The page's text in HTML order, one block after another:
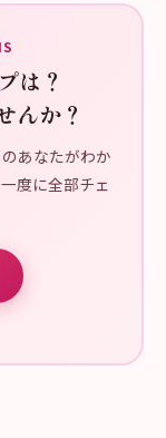
は？
んか？
あなたがわか
度に全部チェ